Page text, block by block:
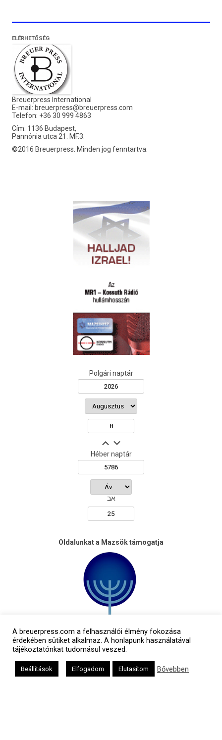
ELÉRHETŐSÉG
Breuerpress International
E-mail: breuerpress@breuerpress.com
Telefon: +36 30 999 4863
Cím: 1136 Budapest,
Pannónia utca 21. MF.3.
©2016 Breuerpress. Minden jog fenntartva.
Polgári naptár
Héber naptár
אב
Oldalunkat a Mazsök támogatja
A breuerpress.com a felhasználói élmény fokozása
érdekében sütiket alkalmaz. A honlapunk használatával
tájékoztatónkat tudomásul veszed.
Beállítások Elfogadom Elutasítom Bővebben